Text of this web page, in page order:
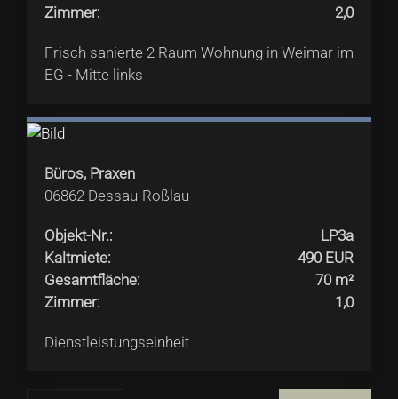
Zimmer: 2,0
Frisch sanierte 2 Raum Wohnung in Weimar im
EG - Mitte links
Büros, Praxen
06862 Dessau-Roßlau
Objekt-Nr.:
LP3a
Kaltmiete:
490 EUR
Gesamtfläche:
70 m²
Zimmer: 1,0
Dienstleistungseinheit